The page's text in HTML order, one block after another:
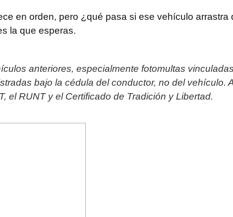
en orden, pero ¿qué pasa si ese vehículo arrastra
la que esperas.
anteriores, especialmente fotomultas
bajo la cédula del conductor, no del vehículo.
el RUNT y el Certificado de Tradición y Libertad.